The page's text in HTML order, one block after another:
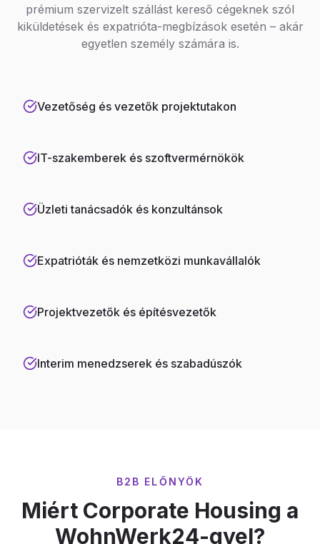
prémium szervizelt szállást kereső cégeknek szól
kiküldetések és expatrióta-megbízások esetén – akár
egyetlen személy számára is.
Vezetőség és vezetők projektutakon
IT-szakemberek és szoftvermérnökök
Üzleti tanácsadók és konzultánsok
Expatrióták és nemzetközi munkavállalók
Projektvezetők és építésvezetők
Interim menedzserek és szabadúszók
B2B ELŐNYÖK
Miért Corporate Housing a
WohnWerk24-gyel?